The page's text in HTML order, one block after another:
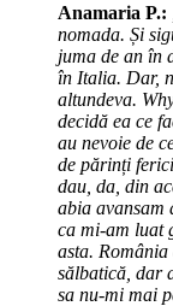
Anamaria P.:
nomada. Și
juma de an în
în Italia. Dar,
altundeva.
decidă ea ce
au nevoie de
de părinți
dau, da, din
abia avansam
ca mi-am luat
asta.
sălbatică, dar
sa nu-mi mai